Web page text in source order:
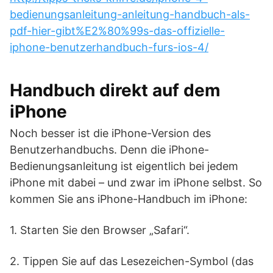
bedienungsanleitung-anleitung-handbuch-als-
pdf-hier-gibt%E2%80%99s-das-offizielle-
iphone-benutzerhandbuch-furs-ios-4/
Handbuch direkt auf dem
iPhone
Noch besser ist die iPhone-Version des
Benutzerhandbuchs. Denn die iPhone-
Bedienungsanleitung ist eigentlich bei jedem
iPhone mit dabei – und zwar im iPhone selbst. So
kommen Sie ans iPhone-Handbuch im iPhone:
1. Starten Sie den Browser „Safari“.
2. Tippen Sie auf das Lesezeichen-Symbol (das